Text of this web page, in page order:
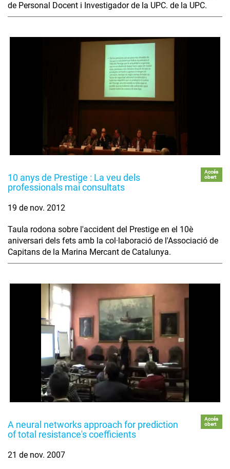
de Personal Docent i Investigador de la UPC. de la UPC.
10 anys de Prestige : La veu dels
professionals mai consultats
Accés
obert
19 de nov. 2012
Taula rodona sobre l'accident del Prestige en el 10è
aniversari dels fets amb la col·laboració de l'Associació de
Capitans de la Marina Mercant de Catalunya.
A neural networks approach for prediction
of total resistance's coefficients
Accés
obert
21 de nov. 2007